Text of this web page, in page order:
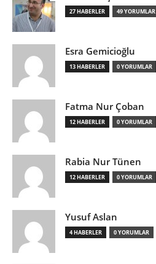
27 HABERLER 49 YORUMLAR
Esra Gemicioğlu
13 HABERLER 0 YORUMLAR
Fatma Nur Çoban
12 HABERLER 0 YORUMLAR
Rabia Nur Tünen
12 HABERLER 0 YORUMLAR
Yusuf Aslan
4 HABERLER 0 YORUMLAR